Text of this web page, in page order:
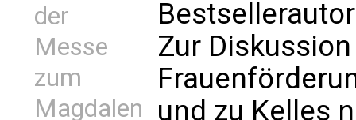
der
Messe
zum
Magdalen
Zur
und zu Kelles